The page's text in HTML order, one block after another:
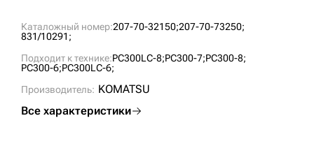
Каталожный номер:207-70-32150;207-70-73250;
831/10291;
Подходит к технике:PC300LC-8;PC300-7;PC300-8;
PC300-6;PC300LC-6;
Производитель: KOMATSU
Все характеристики